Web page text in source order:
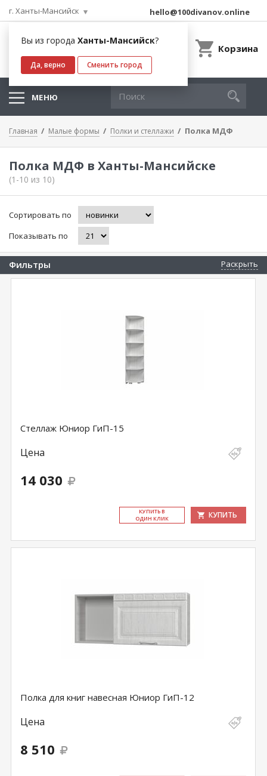
г. Ханты-Мансийск
Вы из города Ханты-Мансийск?
Да, верно Сменить город
hello@100divanov.online
Корзина
МЕНЮ
Главная Малые формы Полки и стеллажи Полка МДФ
Полка МДФ в Ханты-Мансийске
(1-10 из 10)
Сортировать по
Показывать по
Фильтры Раскрыть
Стеллаж Юниор ГиП-15
Цена
14 030
КУ­ПИТЬ В
ОДИН КЛИК
КУПИТЬ
Полка для книг навесная Юниор ГиП-12
Цена
8 510